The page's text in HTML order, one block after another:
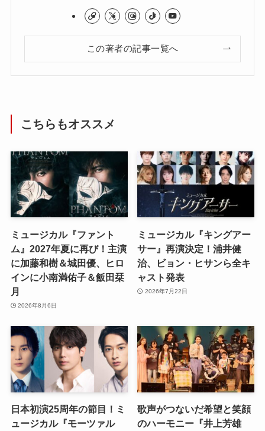
この著者の記事一覧へ
こちらもオススメ
ミュージカル『ファント
ム』2027年夏に再び！主演
に加藤和樹＆城田優、ヒロ
インに小南満佑子＆飯田栞
月
2026年8月6日
ミュージカル『キングアー
サー』再演決定！浦井健
治、ビョン・ヒサンら全キ
ャスト発表
2026年7月22日
日本初演25周年の節目！ミ
ュージカル『モーツァル
歌声がつないだ希望と笑顔
のハーモニー『井上芳雄